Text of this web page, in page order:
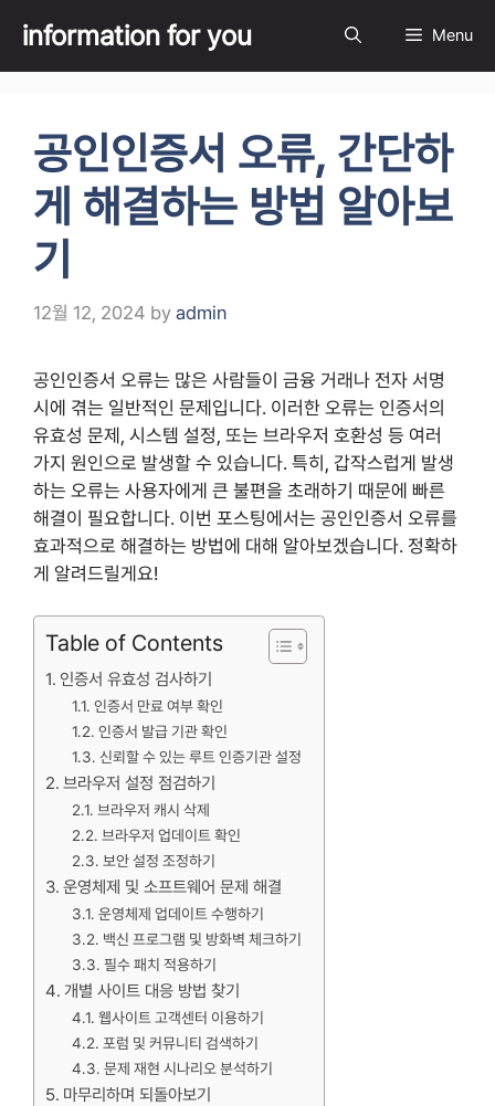
content
information for you Menu
공인인증서 오류, 간단하
게 해결하는 방법 알아보
기
12월 12, 2024 by admin
공인인증서 오류는 많은 사람들이 금융 거래나 전자 서명
시에 겪는 일반적인 문제입니다. 이러한 오류는 인증서의
유효성 문제, 시스템 설정, 또는 브라우저 호환성 등 여러
가지 원인으로 발생할 수 있습니다. 특히, 갑작스럽게 발생
하는 오류는 사용자에게 큰 불편을 초래하기 때문에 빠른
해결이 필요합니다. 이번 포스팅에서는 공인인증서 오류를
효과적으로 해결하는 방법에 대해 알아보겠습니다. 정확하
게 알려드릴게요!
Table of Contents
인증서 유효성 검사하기
인증서 만료 여부 확인
인증서 발급 기관 확인
신뢰할 수 있는 루트 인증기관 설정
브라우저 설정 점검하기
브라우저 캐시 삭제
브라우저 업데이트 확인
보안 설정 조정하기
운영체제 및 소프트웨어 문제 해결
운영체제 업데이트 수행하기
백신 프로그램 및 방화벽 체크하기
필수 패치 적용하기
개별 사이트 대응 방법 찾기
웹사이트 고객센터 이용하기
포럼 및 커뮤니티 검색하기
문제 재현 시나리오 분석하기
마무리하며 되돌아보기